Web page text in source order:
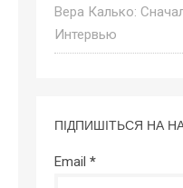
Вера Калько:
Интервью
ПІДПИШІТЬСЯ НА
Email *